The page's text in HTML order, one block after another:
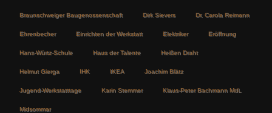
Braunschweiger Baugenossenschaft Dirk Sievers Dr. Carola Reimann
Ehrenbecher Einrichten der Werkstatt Elektriker Eröffnung
Hans-Würtz-Schule Haus der Talente Heißen Draht
Helmut Gierga IHK IKEA Joachim Blätz
Jugend-Werkstatttage Karin Stemmer Klaus-Peter Bachmann MdL
Midsommar